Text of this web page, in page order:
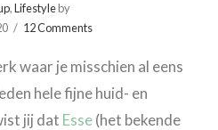
,Lifestyleby
12 Comments
waar je misschien al eens
hele fijne huid- en
jij dat Esse(het bekende